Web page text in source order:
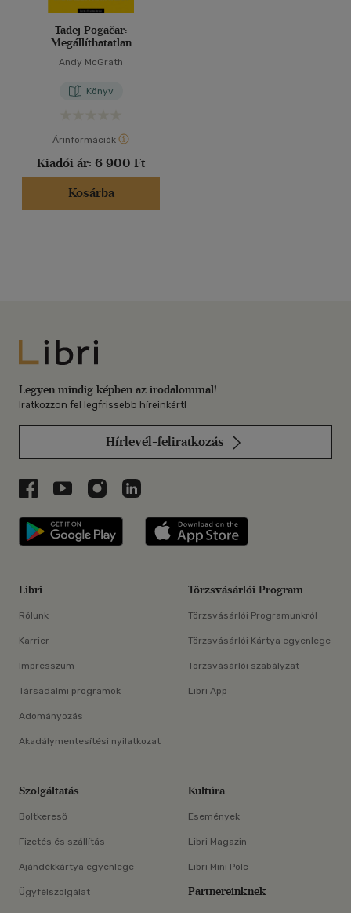
Tadej Pogačar:
Megállíthatatlan
Andy McGrath
Könyv
Árinformációk
Kiadói ár: 6 900 Ft
Kosárba
Libri
Legyen mindig képben az irodalommal!
Iratkozzon fel legfrissebb híreinkért!
Hírlevél-feliratkozás
Libri a Facebookon
Libri a Youtube-on
Libri az Instagramon
Libri a LinkedInen
Libri applikáció Szerezd meg: Google
Libri
Rólunk
Karrier
Impresszum
Társadalmi programok
Adományozás
Akadálymentesítési nyilatkozat
Törzsvásárlói Program
Törzsvásárlói Programunkról
Törzsvásárlói Kártya egyenlege
Törzsvásárlói szabályzat
Libri App
Szolgáltatás
Boltkereső
Fizetés és szállítás
Ajándékkártya egyenlege
Ügyfélszolgálat
Kultúra
Események
Libri Magazin
Libri Mini Polc
Partnereinknek